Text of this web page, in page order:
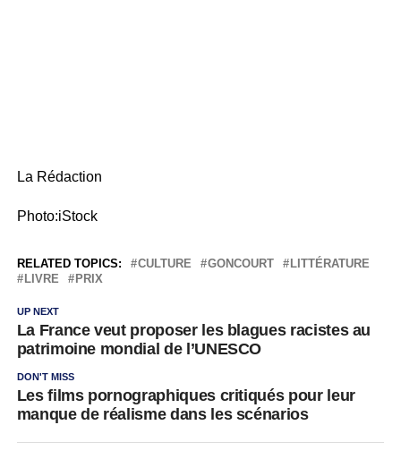
La Rédaction
Photo:iStock
RELATED TOPICS: CULTURE GONCOURT
LITTÉRATURE
LIVRE
PRIX
UP NEXT
La France veut proposer les blagues racistes au
patrimoine mondial de l’UNESCO
DON'T MISS
Les films pornographiques critiqués pour leur
manque de réalisme dans les scénarios